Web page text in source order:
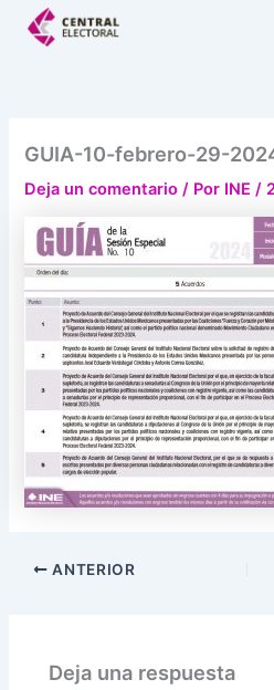
GUIA-10-febrero-29-
Deja un comentario / Por INE/
ANTERIOR
Deja una respuesta